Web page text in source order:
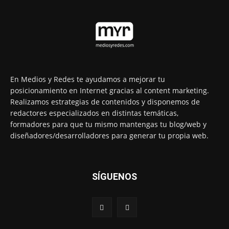
En Medios y Redes te ayudamos a mejorar tu
posicionamiento en Internet gracias al content marketing.
Realizamos estrategias de contenidos y disponemos de
redactores especializados en distintas temáticas,
formadores para que tu mismo mantengas tu blog/web y
diseñadores/desarrolladores para generar tu propia web.
SÍGUENOS